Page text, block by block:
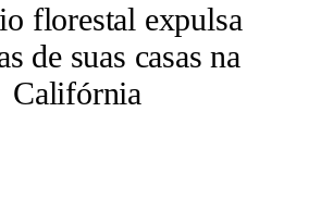
florestal expulsa
de suas casas na
Califórnia